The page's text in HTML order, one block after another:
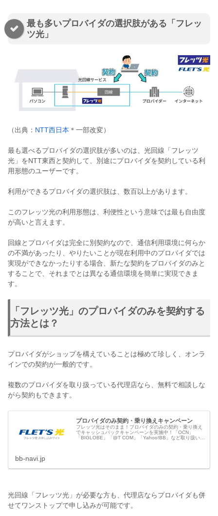
最も多いプロバイダの選択肢がある「フレッ
ツ光」
（出典： NTT西日本 ＊一部改変）
最も選べるプロバイダの選択肢が多いのは、光回線「フレッツ
光」をNTT東西と契約して、別途にプロバイダを契約している利
用形態のユーザーです。
利用ができるプロバイダの選択肢は、数百以上があります。
このフレッツ光の利用形態は、利便性という意味では最も自由度
が高いと言えます。
回線とプロバイダは完全に別契約なので、通信利用環境に何らか
の不満があったり、やりたいことが現在利用中のプロバイダでは
実現ができなかったりする場合、新たな契約をプロバイダのみと
することで、それまでとは異なる通信環境を簡単に実現できま
す。
「フレッツ光」のプロバイダのみを契約する
方法とは？
プロバイダがショップを構えていることは極めて珍しく、オンラ
インでの契約が一般的です。
複数のプロバイダを取り扱っている代理店なら、無料で相談しな
がら契約もできます。
プロバイダのみ契約・乗り換えキャンペーン
フレッツ光はそのまま！プロバイダのみの契約・乗り換え
でキャッシュバックキャンペーンを実施中！「OCN」
「BIGLOBE」「@T COM」「Yahoo!BB」など取り扱い、
bb-navi.jp
光回線「フレッツ光」が必要な方も、代理店ならプロバイダも併
せてワンストップで申し込みが可能です。